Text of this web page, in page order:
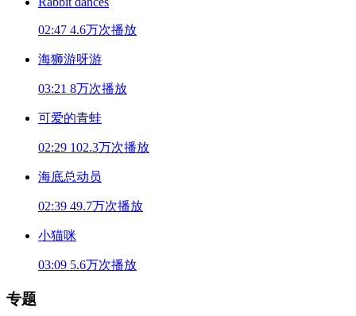
02:47 4.6万次播放
海狮游呀游
03:21 8万次播放
可爱的青蛙
02:29 102.3万次播放
海底总动员
02:39 49.7万次播放
小猫咪
03:09 5.6万次播放
专题